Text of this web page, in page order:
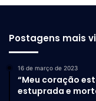
Postagens mais
16 de março de 2023
“Meu coração
estuprada e